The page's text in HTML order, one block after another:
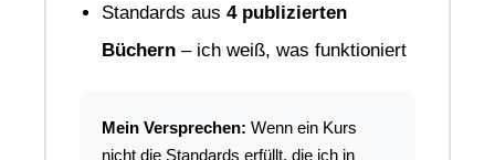
Standards aus 4 publizierten
Büchern – ich weiß, was funktioniert
Mein Versprechen: Wenn ein Kurs
nicht die Standards erfüllt, die ich in